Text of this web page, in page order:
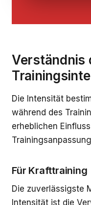
Verständnis
Die Intensität
während des
erheblichen
Für Krafttraining
Die zuverlässigste
Intensität ist die